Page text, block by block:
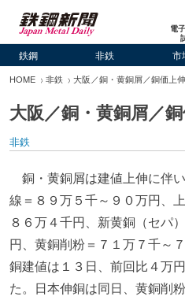
電
鉄鋼 非鉄 市
HOME 非鉄 大阪／銅・黄銅屑／銅価上
大阪／銅・黄銅屑／
非鉄
銅・黄銅屑は建値上伸に伴
線＝８９万５千～９０万円、
８６万４千円、新黄銅（セパ
円、黄銅削粉＝７１万７千
銅建値は１３日、前回比４万
た。日本伸銅は同日、黄銅削